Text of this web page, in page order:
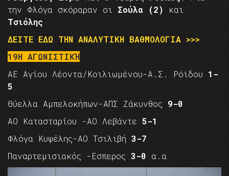
την Φλόγα σκόραραν οι
Σούλα (2) και
Τσιόλης
ΔΕΙΤΕ ΕΔΩ ΤΗΝ ΑΝΑΛΥΤΙΚΗ ΒΑΘΜΟΛΟΓΙΑ >>>
19Η ΑΓΩΝΙΣΤΙΚΉ
ΑΕ Αγίου Λέοντα/Κοιλιωμένου-Α.Σ. Ρόϊδου 1-
5
Θύελλα Αμπελοκήπων-ΑΠΣ Ζάκυνθος 9-0
ΑΟ Κατασταρίου -ΑΟ Λεβάντε 5-1
Φλόγα Κυψέλης-ΑΟ Τσιλιβή 3-7
Παναρτεμισιακός -Εσπερος 3-0 α.α